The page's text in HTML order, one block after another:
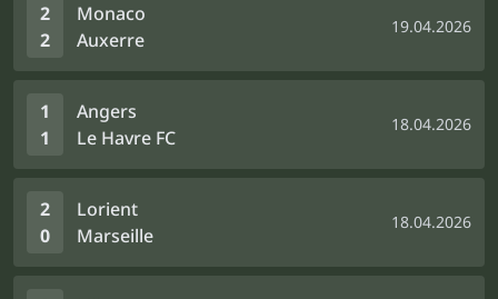
2
2
Monaco
Auxerre
19.04.2026
1
1
Angers
Le Havre FC
18.04.2026
2
0
Lorient
Marseille
18.04.2026